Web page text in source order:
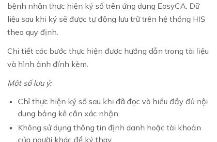
bệnh nhân thực hiện ký số trên ứng dụng EasyCA. Dữ
liệu sau khi ký sẽ được tự động lưu trữ trên hệ thống HIS
theo quy định.
Chi tiết các bước thực hiện được hướng dẫn trong tài liệu
và hình ảnh đính kèm.
Một số lưu ý:
Chỉ thực hiện ký số sau khi đã đọc và hiểu đầy đủ nội
dung bảng kê cần xác nhận.
Không sử dụng thông tin định danh hoặc tài khoản
của người khác để ký thay.